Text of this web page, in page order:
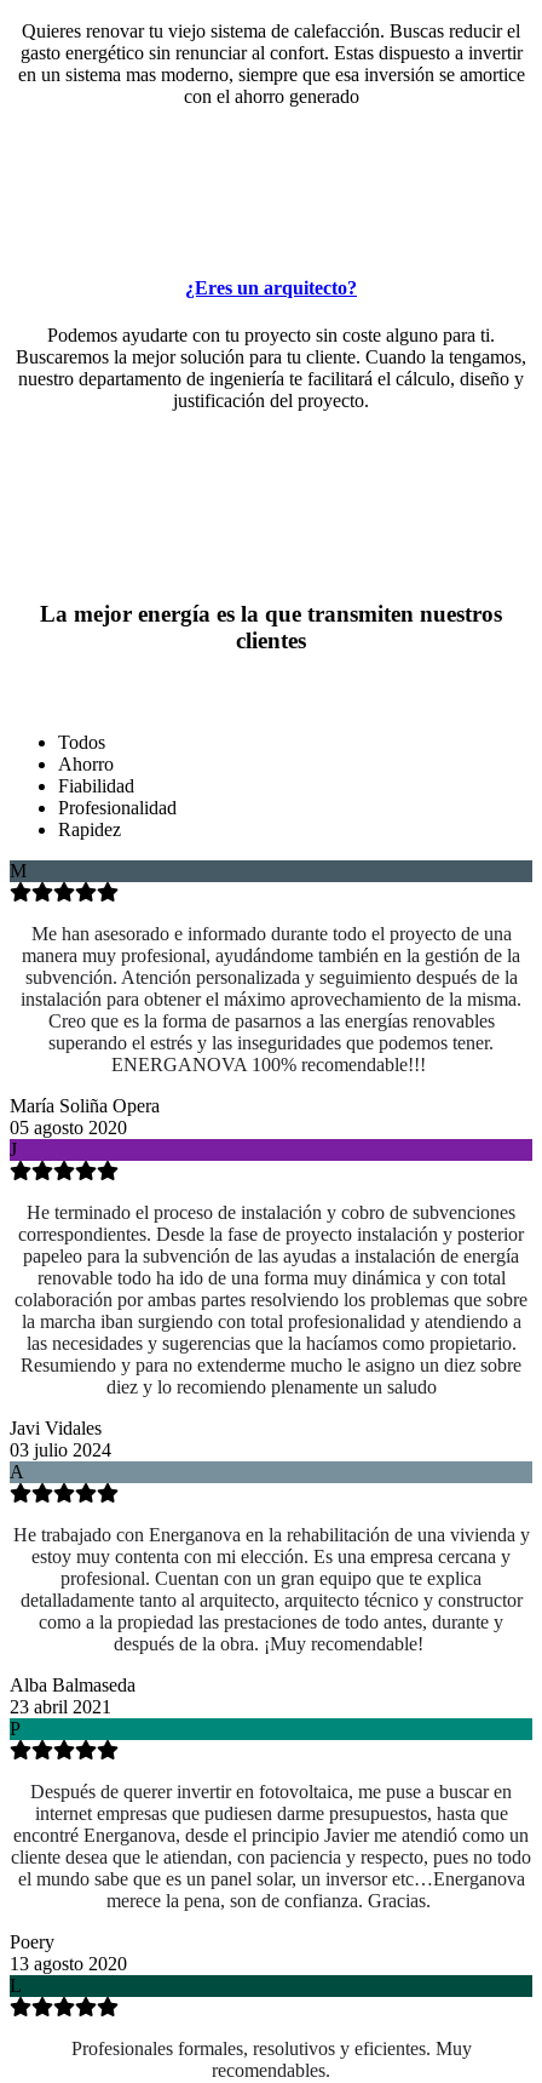
Quieres renovar tu viejo sistema de calefacción. Buscas reducir el
gasto energético sin renunciar al confort. Estas dispuesto a invertir
en un sistema mas moderno, siempre que esa inversión se amortice
con el ahorro generado
¿Eres un arquitecto?
Podemos ayudarte con tu proyecto sin coste alguno para ti.
Buscaremos la mejor solución para tu cliente. Cuando la tengamos,
nuestro departamento de ingeniería te facilitará el cálculo, diseño y
justificación del proyecto.
La mejor energía es la que transmiten nuestros
clientes
Todos
Ahorro
Fiabilidad
Profesionalidad
Rapidez
M
Me han asesorado e informado durante todo el proyecto de una
manera muy profesional, ayudándome también en la gestión de la
subvención. Atención personalizada y seguimiento después de la
instalación para obtener el máximo aprovechamiento de la misma.
Creo que es la forma de pasarnos a las energías renovables
superando el estrés y las inseguridades que podemos tener.
ENERGANOVA 100% recomendable!!!
María Soliña Opera
05 agosto 2020
J
He terminado el proceso de instalación y cobro de subvenciones
correspondientes. Desde la fase de proyecto instalación y posterior
papeleo para la subvención de las ayudas a instalación de energía
renovable todo ha ido de una forma muy dinámica y con total
colaboración por ambas partes resolviendo los problemas que sobre
la marcha iban surgiendo con total profesionalidad y atendiendo a
las necesidades y sugerencias que la hacíamos como propietario.
Resumiendo y para no extenderme mucho le asigno un diez sobre
diez y lo recomiendo plenamente un saludo
Javi Vidales
03 julio 2024
A
He trabajado con Energanova en la rehabilitación de una vivienda y
estoy muy contenta con mi elección. Es una empresa cercana y
profesional. Cuentan con un gran equipo que te explica
detalladamente tanto al arquitecto, arquitecto técnico y constructor
como a la propiedad las prestaciones de todo antes, durante y
después de la obra. ¡Muy recomendable!
Alba Balmaseda
23 abril 2021
P
Después de querer invertir en fotovoltaica, me puse a buscar en
internet empresas que pudiesen darme presupuestos, hasta que
encontré Energanova, desde el principio Javier me atendió como un
cliente desea que le atiendan, con paciencia y respecto, pues no todo
el mundo sabe que es un panel solar, un inversor etc…Energanova
merece la pena, son de confianza. Gracias.
Poery
13 agosto 2020
L
Profesionales formales, resolutivos y eficientes. Muy
recomendables.